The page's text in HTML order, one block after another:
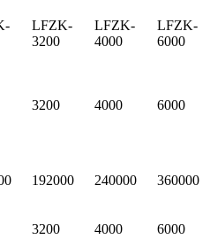
LFZK-
3200
LFZK-
4000
LFZK-
6000
3200 4000 6000
192000 240000 360000
3200 4000 6000